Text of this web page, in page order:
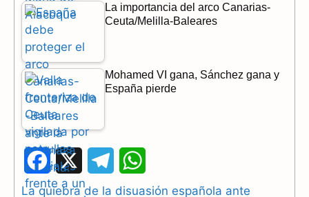
La importancia del arco Canarias-
Ceuta/Melilla-Baleares
Mohamed VI gana, Sánchez gana y
España pierde
F
a
e
h
La quiebra de la disuasión española ante